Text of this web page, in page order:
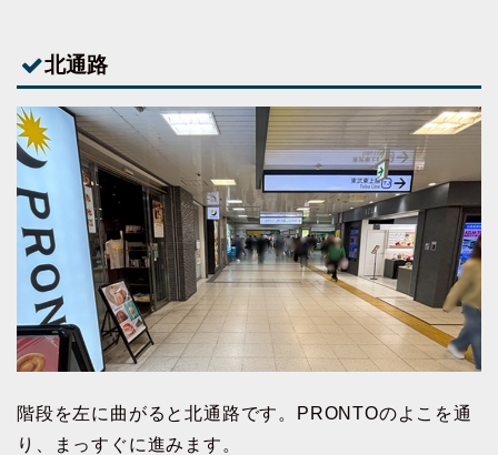
北通路
階段を左に曲がると北通路です。PRONTOのよこを通
り、まっすぐに進みます。